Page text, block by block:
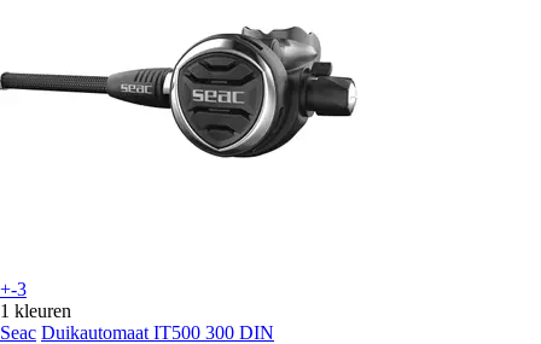
+-3
1 kleuren
Seac Duikautomaat IT500 300 DIN